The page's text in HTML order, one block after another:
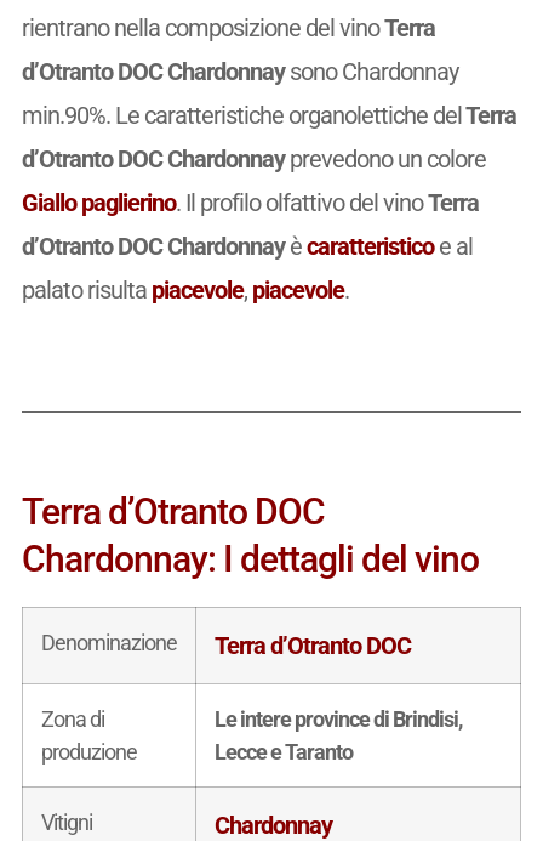
rientrano nella composizione del vinoTerra
d’Otranto DOC Chardonnaysono Chardonnay
min.90%. Le caratteristiche organolettiche delTerra
d’Otranto DOC Chardonnayprevedono un colore
Giallo paglierino. Il profilo olfattivo del vinoTerra
d’Otranto DOC Chardonnayècaratteristicoe al
palato risulta piacevole, piacevole.
Terra d’Otranto DOC
Chardonnay: I dettagli del vino
Denominazione Terra d’Otranto DOC
Zona di
produzione
Le intere province di Brindisi,
Lecce e Taranto
Vitigni Chardonnay